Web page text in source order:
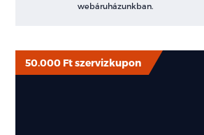
webáruházunkban.
50.000 Ft szervizkupon